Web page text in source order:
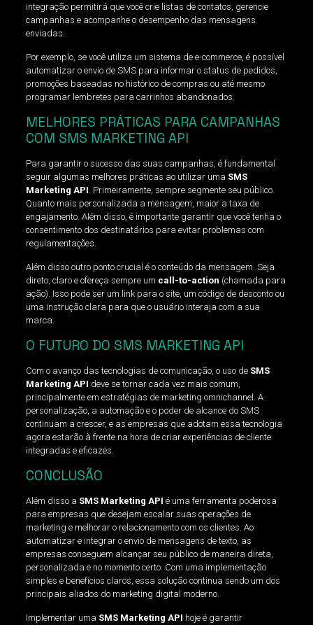
integração permitirá que você crie listas de contatos, gerencie
campanhas e acompanhe o desempenho das mensagens
enviadas.
Por exemplo, se você utiliza um sistema de e-commerce, é possível
automatizar o envio de SMS para informar o status de pedidos,
promoções baseadas no histórico de compras ou até mesmo
programar lembretes para carrinhos abandonados.
MELHORES PRÁTICAS PARA CAMPANHAS
COM SMS MARKETING API
Para garantir o sucesso das suas campanhas, é fundamental
seguir algumas melhores práticas ao utilizar uma SMS
Marketing API . Primeiramente, sempre segmente seu público.
Quanto mais personalizada a mensagem, maior a taxa de
engajamento. Além disso, é importante garantir que você tenha o
consentimento dos destinatários para evitar problemas com
regulamentações.
Além disso outro ponto crucial é o conteúdo da mensagem. Seja
direto, claro e ofereça sempre um call-to-action (chamada para
ação). Isso pode ser um link para o site, um código de desconto ou
uma instrução clara para que o usuário interaja com a sua
marca.
O FUTURO DO SMS MARKETING API
Com o avanço das tecnologias de comunicação, o uso de SMS
Marketing API deve se tornar cada vez mais comum,
principalmente em estratégias de marketing omnichannel. A
personalização, a automação e o poder de alcance do SMS
continuam a crescer, e as empresas que adotam essa tecnologia
agora estarão à frente na hora de criar experiências de cliente
integradas e eficazes.
CONCLUSÃO
Além disso a SMS Marketing API é uma ferramenta poderosa
para empresas que desejam escalar suas operações de
marketing e melhorar o relacionamento com os clientes. Ao
automatizar e integrar o envio de mensagens de texto, as
empresas conseguem alcançar seu público de maneira direta,
personalizada e no momento certo. Com uma implementação
simples e benefícios claros, essa solução continua sendo um dos
principais aliados do marketing digital moderno.
Implementar uma SMS Marketing API hoje é garantir